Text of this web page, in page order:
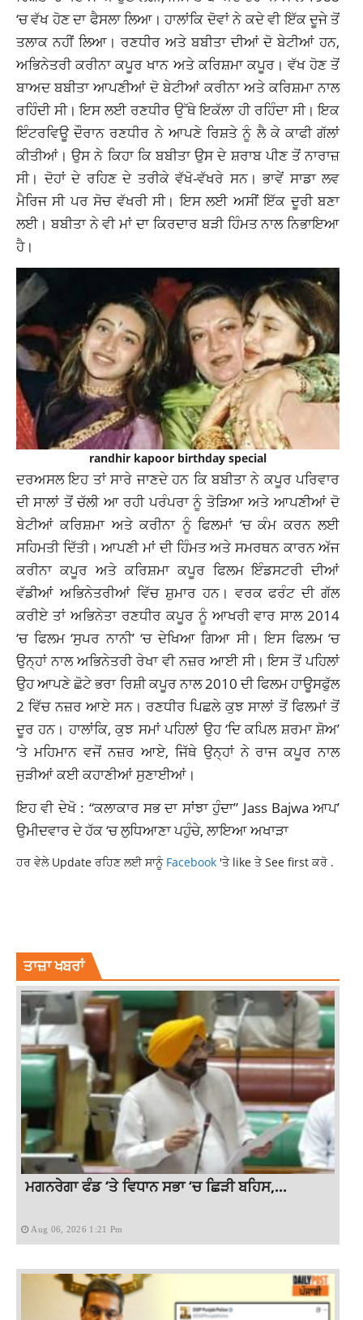
‘ਚ ਵੱਖ ਹੋਣ ਦਾ ਫੈਸਲਾ ਲਿਆ। ਹਾਲਾਂਕਿ ਦੋਵਾਂ ਨੇ ਕਦੇ ਵੀ ਇੱਕ ਦੂਜੇ ਤੋਂ
ਤਲਾਕ ਨਹੀਂ ਲਿਆ। ਰਣਧੀਰ ਅਤੇ ਬਬੀਤਾ ਦੀਆਂ ਦੋ ਬੇਟੀਆਂ ਹਨ,
ਅਭਿਨੇਤਰੀ ਕਰੀਨਾ ਕਪੂਰ ਖਾਨ ਅਤੇ ਕਰਿਸ਼ਮਾ ਕਪੂਰ। ਵੱਖ ਹੋਣ ਤੋਂ
ਬਾਅਦ ਬਬੀਤਾ ਆਪਣੀਆਂ ਦੋ ਬੇਟੀਆਂ ਕਰੀਨਾ ਅਤੇ ਕਰਿਸ਼ਮਾ ਨਾਲ
ਰਹਿੰਦੀ ਸੀ। ਇਸ ਲਈ ਰਣਧੀਰ ਉੱਥੇ ਇਕੱਲਾ ਹੀ ਰਹਿੰਦਾ ਸੀ। ਇਕ
ਇੰਟਰਵਿਊ ਦੌਰਾਨ ਰਣਧੀਰ ਨੇ ਆਪਣੇ ਰਿਸ਼ਤੇ ਨੂੰ ਲੈ ਕੇ ਕਾਫੀ ਗੱਲਾਂ
ਕੀਤੀਆਂ। ਉਸ ਨੇ ਕਿਹਾ ਕਿ ਬਬੀਤਾ ਉਸ ਦੇ ਸ਼ਰਾਬ ਪੀਣ ਤੋਂ ਨਾਰਾਜ਼
ਸੀ। ਦੋਹਾਂ ਦੇ ਰਹਿਣ ਦੇ ਤਰੀਕੇ ਵੱਖੋ-ਵੱਖਰੇ ਸਨ। ਭਾਵੇਂ ਸਾਡਾ ਲਵ
ਮੈਰਿਜ ਸੀ ਪਰ ਸੋਚ ਵੱਖਰੀ ਸੀ। ਇਸ ਲਈ ਅਸੀਂ ਇੱਕ ਦੂਰੀ ਬਣਾ
ਲਈ। ਬਬੀਤਾ ਨੇ ਵੀ ਮਾਂ ਦਾ ਕਿਰਦਾਰ ਬੜੀ ਹਿੰਮਤ ਨਾਲ ਨਿਭਾਇਆ
ਹੈ।
randhir kapoor birthday special
ਦਰਅਸਲ ਇਹ ਤਾਂ ਸਾਰੇ ਜਾਣਦੇ ਹਨ ਕਿ ਬਬੀਤਾ ਨੇ ਕਪੂਰ ਪਰਿਵਾਰ
ਦੀ ਸਾਲਾਂ ਤੋਂ ਚੱਲੀ ਆ ਰਹੀ ਪਰੰਪਰਾ ਨੂੰ ਤੋੜਿਆ ਅਤੇ ਆਪਣੀਆਂ ਦੋ
ਬੇਟੀਆਂ ਕਰਿਸ਼ਮਾ ਅਤੇ ਕਰੀਨਾ ਨੂੰ ਫਿਲਮਾਂ ‘ਚ ਕੰਮ ਕਰਨ ਲਈ
ਸਹਿਮਤੀ ਦਿੱਤੀ। ਆਪਣੀ ਮਾਂ ਦੀ ਹਿੰਮਤ ਅਤੇ ਸਮਰਥਨ ਕਾਰਨ ਅੱਜ
ਕਰੀਨਾ ਕਪੂਰ ਅਤੇ ਕਰਿਸ਼ਮਾ ਕਪੂਰ ਫਿਲਮ ਇੰਡਸਟਰੀ ਦੀਆਂ
ਵੱਡੀਆਂ ਅਭਿਨੇਤਰੀਆਂ ਵਿੱਚ ਸ਼ੁਮਾਰ ਹਨ। ਵਰਕ ਫਰੰਟ ਦੀ ਗੱਲ
ਕਰੀਏ ਤਾਂ ਅਭਿਨੇਤਾ ਰਣਧੀਰ ਕਪੂਰ ਨੂੰ ਆਖਰੀ ਵਾਰ ਸਾਲ 2014
‘ਚ ਫਿਲਮ ‘ਸੁਪਰ ਨਾਨੀ’ ‘ਚ ਦੇਖਿਆ ਗਿਆ ਸੀ। ਇਸ ਫਿਲਮ ‘ਚ
ਉਨ੍ਹਾਂ ਨਾਲ ਅਭਿਨੇਤਰੀ ਰੇਖਾ ਵੀ ਨਜ਼ਰ ਆਈ ਸੀ। ਇਸ ਤੋਂ ਪਹਿਲਾਂ
ਉਹ ਆਪਣੇ ਛੋਟੇ ਭਰਾ ਰਿਸ਼ੀ ਕਪੂਰ ਨਾਲ 2010 ਦੀ ਫਿਲਮ ਹਾਊਸਫੁੱਲ
2 ਵਿੱਚ ਨਜ਼ਰ ਆਏ ਸਨ। ਰਣਧੀਰ ਪਿਛਲੇ ਕੁਝ ਸਾਲਾਂ ਤੋਂ ਫਿਲਮਾਂ ਤੋਂ
ਦੂਰ ਹਨ। ਹਾਲਾਂਕਿ, ਕੁਝ ਸਮਾਂ ਪਹਿਲਾਂ ਉਹ ‘ਦਿ ਕਪਿਲ ਸ਼ਰਮਾ ਸ਼ੋਅ’
‘ਤੇ ਮਹਿਮਾਨ ਵਜੋਂ ਨਜ਼ਰ ਆਏ, ਜਿੱਥੇ ਉਨ੍ਹਾਂ ਨੇ ਰਾਜ ਕਪੂਰ ਨਾਲ
ਜੁੜੀਆਂ ਕਈ ਕਹਾਣੀਆਂ ਸੁਣਾਈਆਂ।
ਇਹ ਵੀ ਦੇਖੋ : “ਕਲਾਕਾਰ ਸਭ ਦਾ ਸਾਂਝਾ ਹੁੰਦਾ” Jass Bajwa ਆਪ’
ਉਮੀਦਵਾਰ ਦੇ ਹੱਕ ‘ਚ ਲੁਧਿਆਣਾ ਪਹੁੰਚੇ, ਲਾਇਆ ਅਖਾੜਾ
ਹਰ ਵੇਲੇ Update ਰਹਿਣ ਲਈ ਸਾਨੂੰ Facebook 'ਤੇ like ਤੇ See first ਕਰੋ .
ਤਾਜ਼ਾ ਖਬਰਾਂ
ਮਗਨਰੇਗਾ ਫੰਡ ‘ਤੇ ਵਿਧਾਨ ਸਭਾ ‘ਚ ਛਿੜੀ ਬਹਿਸ,...
Aug 06, 2026 1:21 Pm